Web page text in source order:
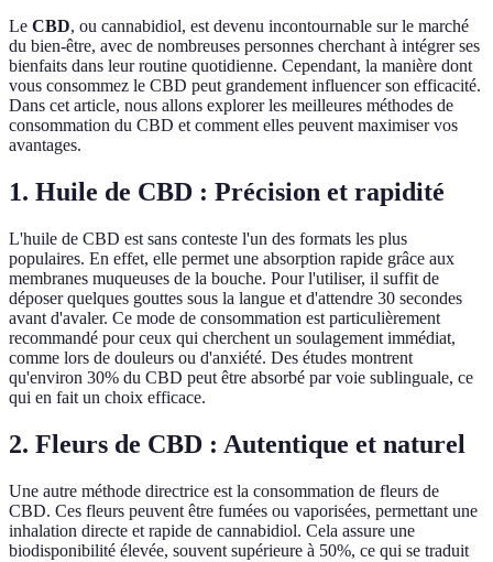
Le CBD, ou cannabidiol, est devenu incontournable sur le marché
du bien-être, avec de nombreuses personnes cherchant à intégrer ses
bienfaits dans leur routine quotidienne. Cependant, la manière dont
vous consommez le CBD peut grandement influencer son efficacité.
Dans cet article, nous allons explorer les meilleures méthodes de
consommation du CBD et comment elles peuvent maximiser vos
avantages.
1. Huile de CBD : Précision et rapidité
L'huile de CBD est sans conteste l'un des formats les plus
populaires. En effet, elle permet une absorption rapide grâce aux
membranes muqueuses de la bouche. Pour l'utiliser, il suffit de
déposer quelques gouttes sous la langue et d'attendre 30 secondes
avant d'avaler. Ce mode de consommation est particulièrement
recommandé pour ceux qui cherchent un soulagement immédiat,
comme lors de douleurs ou d'anxiété. Des études montrent
qu'environ 30% du CBD peut être absorbé par voie sublinguale, ce
qui en fait un choix efficace.
2. Fleurs de CBD : Autentique et naturel
Une autre méthode directrice est la consommation de fleurs de
CBD. Ces fleurs peuvent être fumées ou vaporisées, permettant une
inhalation directe et rapide de cannabidiol. Cela assure une
biodisponibilité élevée, souvent supérieure à 50%, ce qui se traduit